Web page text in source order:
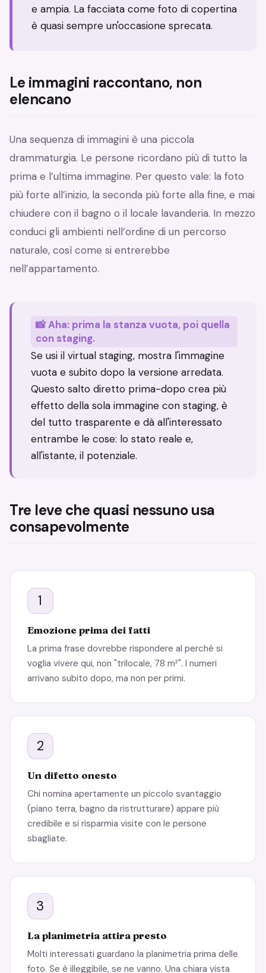
e ampia. La facciata come foto di copertina
è quasi sempre un'occasione sprecata.
Le immagini raccontano, non
elencano
Una sequenza di immagini è una piccola
drammaturgia. Le persone ricordano più di tutto la
prima e l’ultima immagine. Per questo vale: la foto
più forte all’inizio, la seconda più forte alla fine, e mai
chiudere con il bagno o il locale lavanderia. In mezzo
conduci gli ambienti nell’ordine di un percorso
naturale, così come si entrerebbe
nell’appartamento.
📸 Aha: prima la stanza vuota, poi quella
con staging.
Se usi il virtual staging, mostra l'immagine
vuota e subito dopo la versione arredata.
Questo salto diretto prima-dopo crea più
effetto della sola immagine con staging, è
del tutto trasparente e dà all'interessato
entrambe le cose: lo stato reale e,
all'istante, il potenziale.
Tre leve che quasi nessuno usa
consapevolmente
1
Emozione prima dei fatti
La prima frase dovrebbe rispondere al perché si
voglia vivere qui, non "trilocale, 78 m²". I numeri
arrivano subito dopo, ma non per primi.
2
Un difetto onesto
Chi nomina apertamente un piccolo svantaggio
(piano terra, bagno da ristrutturare) appare più
credibile e si risparmia visite con le persone
sbagliate.
3
La planimetria attira presto
Molti interessati guardano la planimetria prima delle
foto. Se è illeggibile, se ne vanno. Una chiara vista